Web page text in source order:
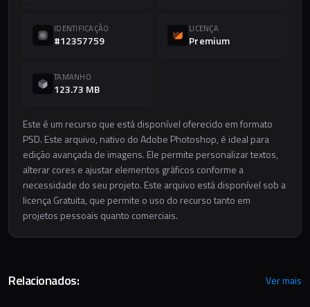
IDENTIFICAÇÃO
#12357759
LICENÇA
Premium
TAMANHO
123.73 MB
Este é um recurso que está disponível oferecido em formato
PSD. Este arquivo, nativo do Adobe Photoshop, é ideal para
edição avançada de imagens. Ele permite personalizar textos,
alterar cores e ajustar elementos gráficos conforme a
necessidade do seu projeto. Este arquivo está disponível sob a
licença Gratuita, que permite o uso do recurso tanto em
projetos pessoais quanto comerciais.
Relacionados: Ver mais